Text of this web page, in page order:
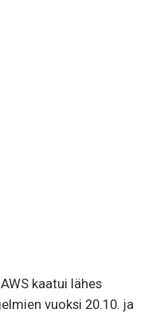
kaatui lähes
vuoksi 20.10. ja